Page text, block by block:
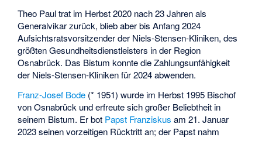
Theo Paultrat im Herbst 2020 nach 23 Jahren als
Generalvikar zurück, blieb aber bis Anfang 2024
Aufsichtsratsvorsitzender der Niels-Stensen-Kliniken, des
größten Gesundheitsdienstleisters in der Region
Osnabrück. Das Bistum konnte die Zahlungsunfähigkeit
der Niels-Stensen-Kliniken für 2024 abwenden.
Franz-Josef Bode (* 1951) wurde im Herbst 1995 Bischof
von Osnabrück und erfreute sich großer Beliebtheit in
seinem Bistum. Er bot Papst Franziskus am 21. Januar
2023 seinen vorzeitigen Rücktritt an; der Papst nahm